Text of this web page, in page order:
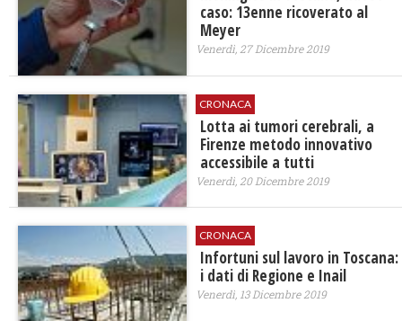
caso: 13enne ricoverato al
Meyer
Venerdì, 27 Dicembre 2019
CRONACA
Lotta ai tumori cerebrali, a
Firenze metodo innovativo
accessibile a tutti
Venerdì, 20 Dicembre 2019
CRONACA
Infortuni sul lavoro in Toscana:
i dati di Regione e Inail
Venerdì, 13 Dicembre 2019